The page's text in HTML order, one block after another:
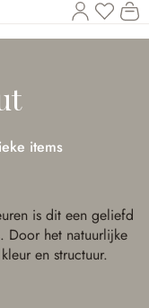
U
items
is dit een geliefd
Door het natuurlijke
en structuur.